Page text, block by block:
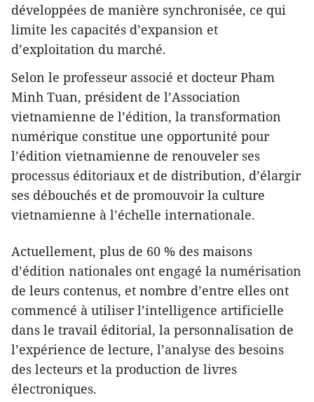
développées de manière synchronisée, ce qui
limite les capacités d’expansion et
d’exploitation du marché.
Selon le professeur associé et docteur Pham
Minh Tuan, président de l’Association
vietnamienne de l’édition, la transformation
numérique constitue une opportunité pour
l’édition vietnamienne de renouveler ses
processus éditoriaux et de distribution, d’élargir
ses débouchés et de promouvoir la culture
vietnamienne à l’échelle internationale.
Actuellement, plus de 60 % des maisons
d’édition nationales ont engagé la numérisation
de leurs contenus, et nombre d’entre elles ont
commencé à utiliser l’intelligence artificielle
dans le travail éditorial, la personnalisation de
l’expérience de lecture, l’analyse des besoins
des lecteurs et la production de livres
électroniques.